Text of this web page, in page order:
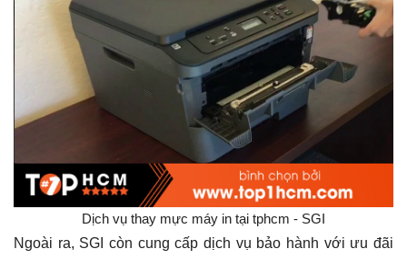
Dịch vụ thay mực máy in tại tphcm - SGI
Ngoài ra, SGI còn cung cấp dịch vụ bảo hành với ưu đãi